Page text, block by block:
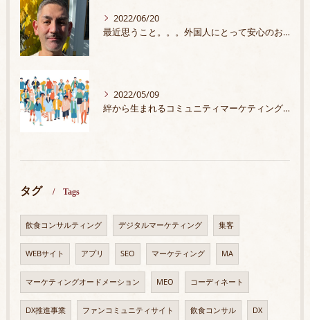
2022/06/20
最近思うこと。。。外国人にとって安心のお店
2022/05/09
絆から生まれるコミュニティマーケティングプラン
タグ Tags
飲食コンサルティング デジタルマーケティング 集客
WEBサイト アプリ SEO マーケティング MA
マーケティングオードメーション MEO コーディネート
DX推進事業 ファンコミュニティサイト 飲食コンサル DX